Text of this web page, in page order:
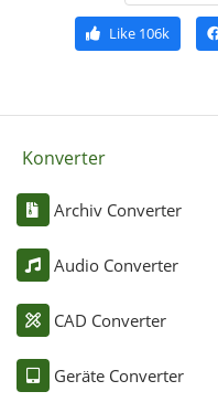
Like 106k
Konverter
Archiv Converter
Audio Converter
CAD Converter
Geräte Converter